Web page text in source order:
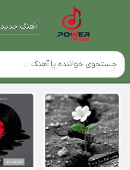
آهنگ جدید